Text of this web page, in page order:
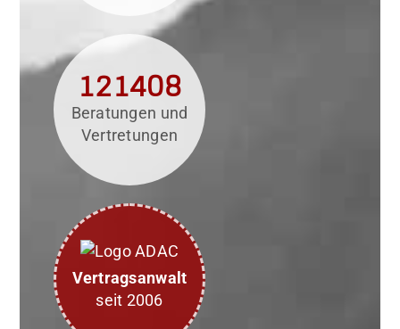
121408
Beratungen und
Vertretungen
Vertragsanwalt
seit 2006